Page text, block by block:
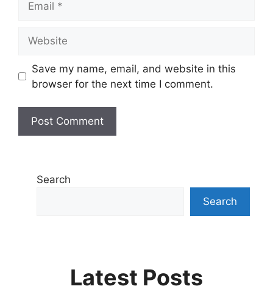
Save my name, email, and website in this
browser for the next time I comment.
Search
Search
Latest Posts